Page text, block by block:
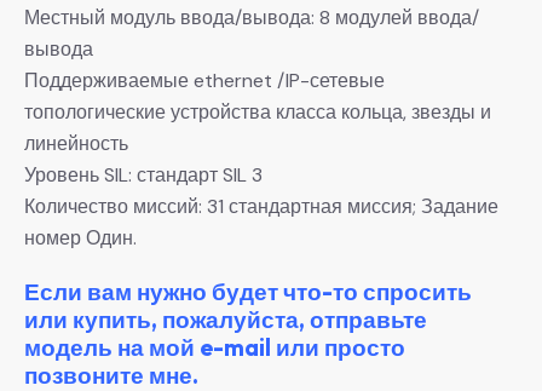
Местный модуль ввода/вывода: 8 модулей ввода/
вывода
Поддерживаемые ethernet /IP-сетевые
топологические устройства класса кольца, звезды и
линейность
Уровень SIL: стандарт SIL 3
Количество миссий: 31 стандартная миссия; Задание
номер Один.
Если вам нужно будет что-то спросить
или купить, пожалуйста, отправьте
модель на мой e-mail или просто
позвоните мне.